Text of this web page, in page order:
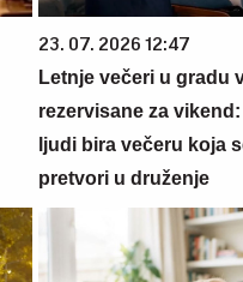
23. 07. 2026 12:47
Letnje večeri u gradu
rezervisane za
ljudi bira večeru koja
pretvori u druženje